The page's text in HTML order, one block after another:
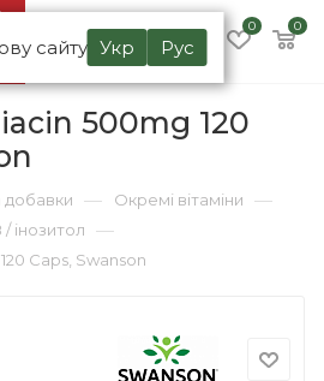
сайту Укр Рус
0 0
500mg 120
добавки — Окремі вітаміни —
/ інозитол —
Caps, Swanson